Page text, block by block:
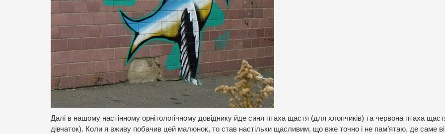
Далі в нашому настінному орнітологічному довіднику йде синя птаха щастя (для хлопчиків) та червона птаха
дівчаток). Коли я вживу побачив цей малюнок, то став настільки щасливим, що вже точно і не пам’ятаю, де саме